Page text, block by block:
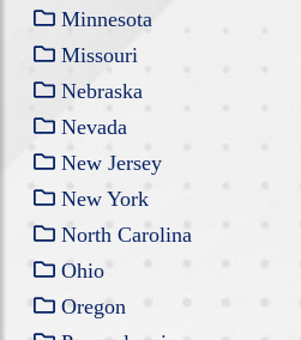
Minnesota
Missouri
Nebraska
Nevada
New Jersey
New York
North Carolina
Ohio
Oregon